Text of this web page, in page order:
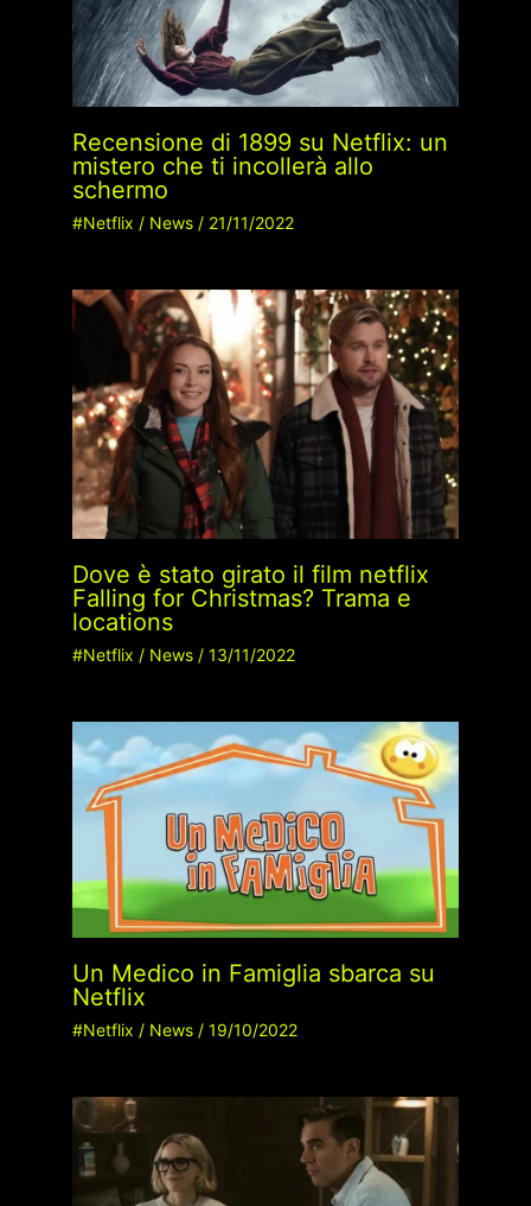
Recensione di 1899 su Netflix: un
mistero che ti incollerà allo
schermo
#Netflix / News/ 21/11/2022
Dove è stato girato il film netflix
Falling for Christmas? Trama e
locations
#Netflix / News/ 13/11/2022
Un Medico in Famiglia sbarca su
Netflix
#Netflix / News/ 19/10/2022